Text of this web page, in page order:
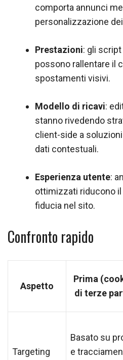
comporta annunci
personalizzazione
Prestazioni: gli
possono rallentare il
spostamenti visivi.
Modello di ricavi:
stanno rivedendo
client-side a
dati contestuali.
Esperienza utente:
ottimizzati riducono
fiducia nel sito.
Confronto rapido
Aspetto
Prima
di terze
Targeting
Basato su
e